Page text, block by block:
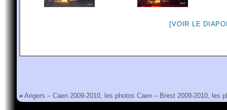
[VOIR LE
« Angers – Caen 2009-2010, les photos Caen – Brest 2009-2010, les